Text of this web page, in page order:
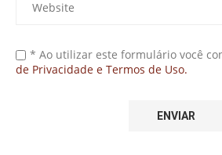
* Ao utilizar este formulário você
de Privacidade e Termos de Uso.